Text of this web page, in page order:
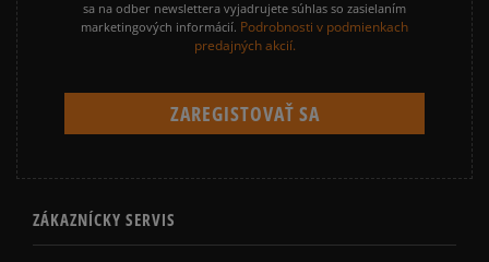
sa na odber newslettera vyjadrujete súhlas so zasielaním
marketingových informácií. Podrobnosti v podmienkach
predajných akcií.
ZÁKAZNÍCKY SERVIS